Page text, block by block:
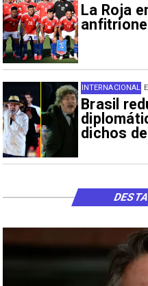
La Roja
Brasil
dichos
INTERNACIONAL